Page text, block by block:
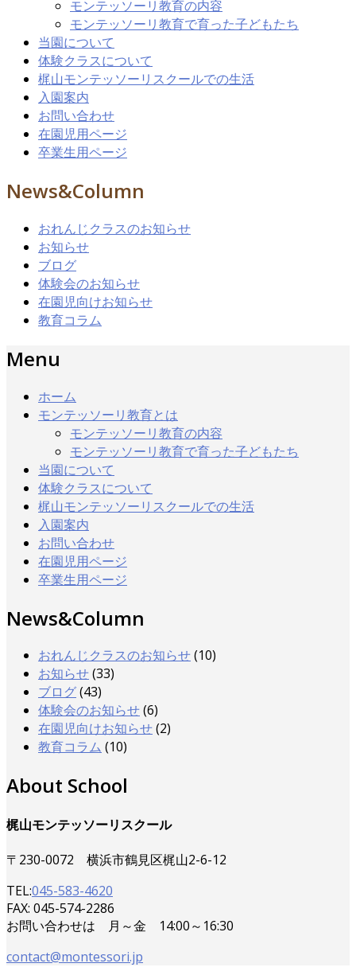
モンテッソーリ教育の内容
モンテッソーリ教育で育った子どもたち
当園について
体験クラスについて
梶山モンテッソーリスクールでの生活
入園案内
お問い合わせ
在園児用ページ
卒業生用ページ
News&Column
おれんじクラスのお知らせ
お知らせ
ブログ
体験会のお知らせ
在園児向けお知らせ
教育コラム
Menu
ホーム
モンテッソーリ教育とは
モンテッソーリ教育の内容
モンテッソーリ教育で育った子どもたち
当園について
体験クラスについて
梶山モンテッソーリスクールでの生活
入園案内
お問い合わせ
在園児用ページ
卒業生用ページ
News&Column
おれんじクラスのお知らせ(10)
お知らせ(33)
ブログ(43)
体験会のお知らせ(6)
在園児向けお知らせ(2)
教育コラム (10)
About School
梶山モンテッソーリスクール
〒230-0072 横浜市鶴見区梶山2-6-12
TEL:045-583-4620
FAX: 045-574-2286
お問い合わせは 月～金 14:00～16:30
contact@montessori.jp